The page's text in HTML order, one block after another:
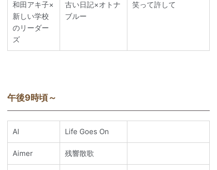
和田アキ子×
新しい学校
のリーダー
ズ
古い日記×オトナ
ブルー
笑って許して
午後9時頃～
Al Life Goes On
Aimer 残響散歌